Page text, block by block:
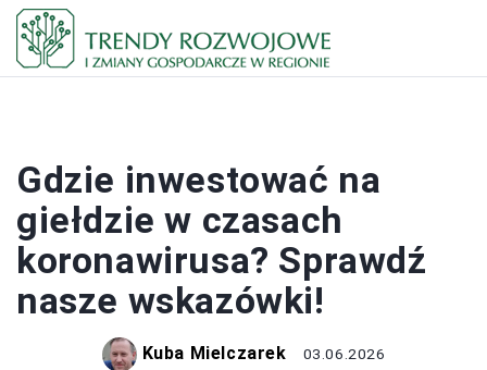
Gdzie inwestować na
giełdzie w czasach
koronawirusa? Sprawdź
nasze wskazówki!
Kuba Mielczarek 03.06.2026